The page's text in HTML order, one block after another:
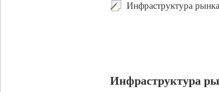
Инфраструктура рынка
Инфраструктура